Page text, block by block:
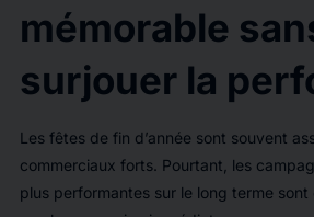
mémorable
surjouer la
Les fêtes de fin d’année sont souvent
commerciaux forts. Pourtant, les
plus performantes sur le long terme sont